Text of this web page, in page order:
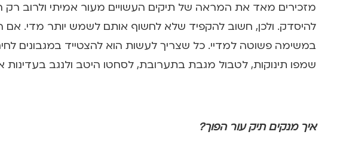
מזכירים מאד את המראה של תיקים העשויים מעור אמיתי ולרוב רק
להיסדק. ולכן, חשוב להקפיד שלא לחשוף אותם לשמש יותר מדי. אם
במשימה פשוטה למדיי. כל שצריך לעשות הוא להצטייד במגבונים
שמפו תינוקות, לטבול מגבת בתערובת, לסחטו היטב ולנגב בעדינות
איך מנקים תיק עור הפוך?